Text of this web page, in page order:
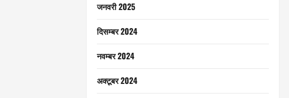
जनवरी 2025
दिसम्बर 2024
नवम्बर 2024
अक्टूबर 2024